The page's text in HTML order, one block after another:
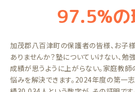
97.5%の
加茂郡八百津町の保護者の皆様、お子
ありませんか？塾についていけない、勉
成績が思うように上がらない。家庭教師
悩みを解決できます。2024年度の第一